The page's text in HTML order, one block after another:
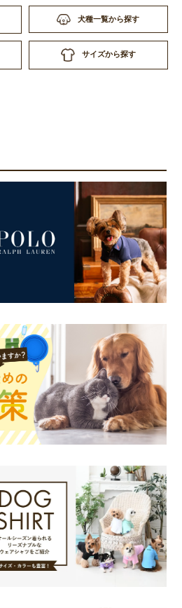
犬種一覧から探す
サイズから探す